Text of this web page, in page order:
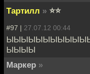
Тартилл » ⭐⭐
#97 | 27.07.12 00:44
ЫЫЫЫ
Маркер »